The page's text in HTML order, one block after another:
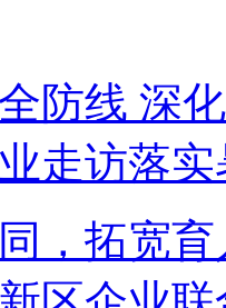
防线 深
走访落
，拓宽